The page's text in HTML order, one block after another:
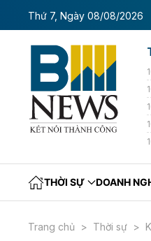
Thứ 7, Ngày 08/08/2026
của Thông tấn xã Việt Nam
THỜI SỰ DOANH
Trang chủ Thời sự